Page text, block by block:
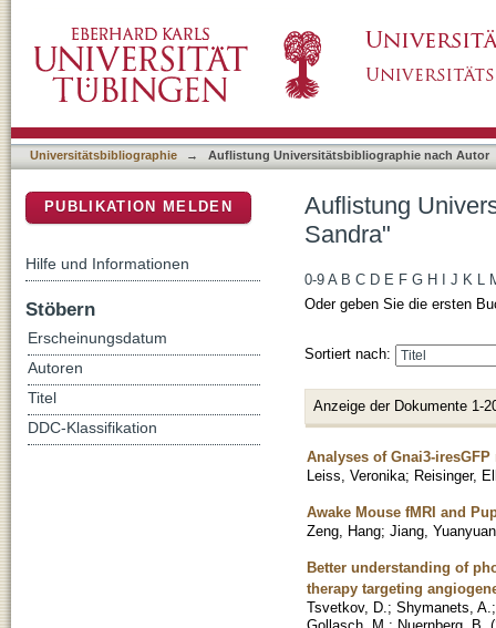
Universitätsbibliographie → Auflistung Universitätsbibliographie nach Autor
Auflistung
Sandra"
0-9 A B C D E F G H J K L
Oder geben Sie die ersten
Sortiert nach:
Anzeige der Dokumente 1-
Analyses of Gnai3-
Leiss, Veronika; Reisinger,
Awake Mouse fMRI and
Zeng, Hang; Jiang, Yuanyuan
Better understanding of
therapy targeting
Tsvetkov, D. ; Shymanets, A.
PUBLIKATION MELDEN
Hilfe und Informationen
Stöbern
Erscheinungsdatum
Autoren
Titel
DDC-Klassifikation